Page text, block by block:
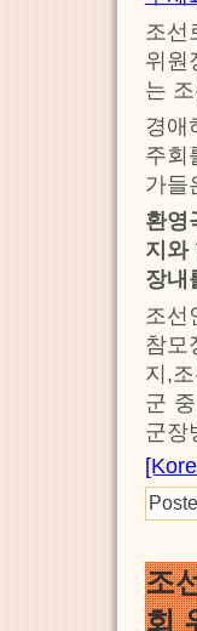
조선
위원
는
경애
주회
가들
환영
지와
장내
조선
참모
지,
군
군장
조
회